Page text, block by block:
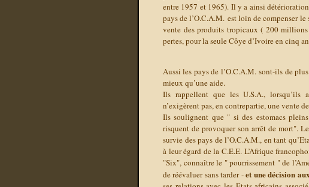
entre 1957 et 1965). Il y a ainsi
pays de l’O.C.A.M. est loin de compenser
vente des produits tropicaux ( 200
pertes, pour la seule Côye d’Ivoire en cinq
Aussi les pays de l’O.C.A.M. sont-ils de
mieux qu’une aide.
Ils rappellent que les U.S.A., lorsqu’ils
n’exigèrent pas, en contrepartie, une vente
Ils soulignent que " si des estomacs
risquent de provoquer son arrêt de mort".
survie des pays de l’O.C.A.M., en tant
à leur égard de la C.E.E. L’Afrique
"Six", connaître le " pourrissement " de
de réévaluer sans tarder -et une décision